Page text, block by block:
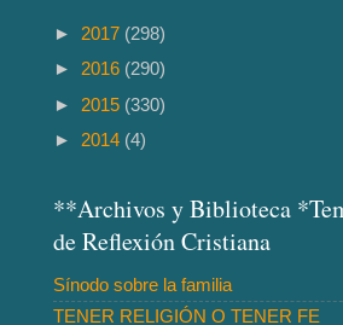
► 2017 (298)
► 2016 (290)
► 2015 (330)
► 2014 (4)
**Archivos y Biblioteca
de Reflexión Cristiana
Sínodo sobre la familia
TENER RELIGIÓN O TENER FE